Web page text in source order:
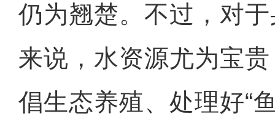
仍为翘楚。不过，对
来说，水资源尤为宝
倡生态养殖、处理好“